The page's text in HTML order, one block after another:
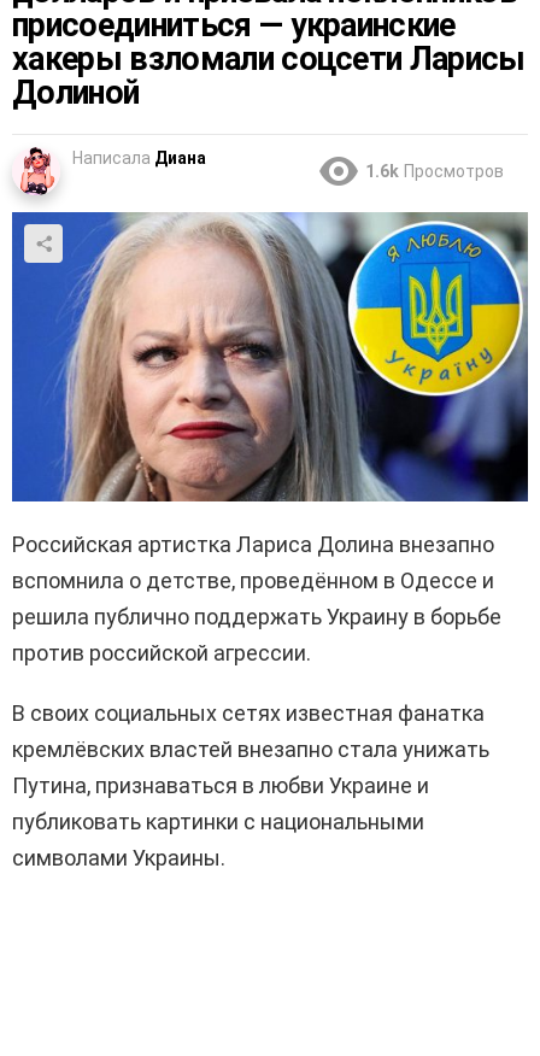
присоединиться — украинские
хакеры взломали соцсети Ларисы
Долиной
Написала Диана
1.6k Просмотров
Российская артистка Лариса Долина внезапно
вспомнила о детстве, проведённом в Одессе и
решила публично поддержать Украину в борьбе
против российской агрессии.
В своих социальных сетях известная фанатка
кремлёвских властей внезапно стала унижать
Путина, признаваться в любви Украине и
публиковать картинки с национальными
символами Украины.